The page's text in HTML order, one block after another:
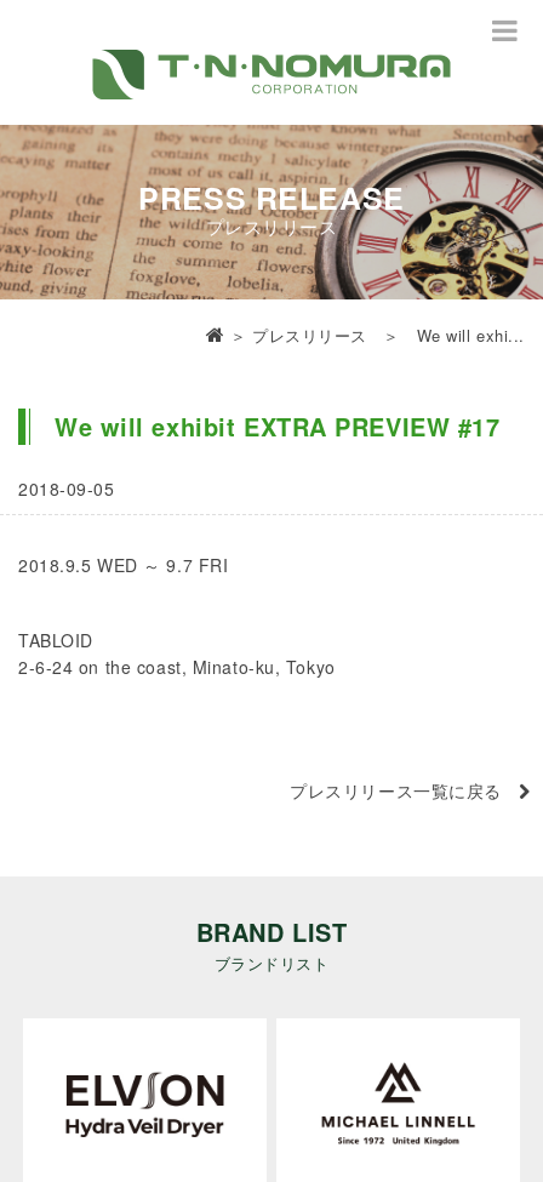
PRESS RELEASE
プレスリリース
＞ プレスリリース ＞ We will exhi...
We will exhibit EXTRA PREVIEW #17
2018-09-05
2018.9.5 WED ～ 9.7 FRI
TABLOID
2-6-24 on the coast, Minato-ku, Tokyo
プレスリリース一覧に戻る
BRAND LIST
ブランドリスト